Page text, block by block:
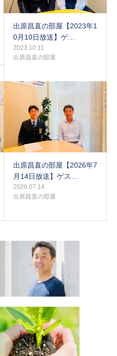
出原昌直の部屋【2023年1
0月10日放送】ゲ…
2023.10.11
出原昌直の部屋
出原昌直の部屋【2026年7
月14日放送】ゲス…
2026.07.14
出原昌直の部屋